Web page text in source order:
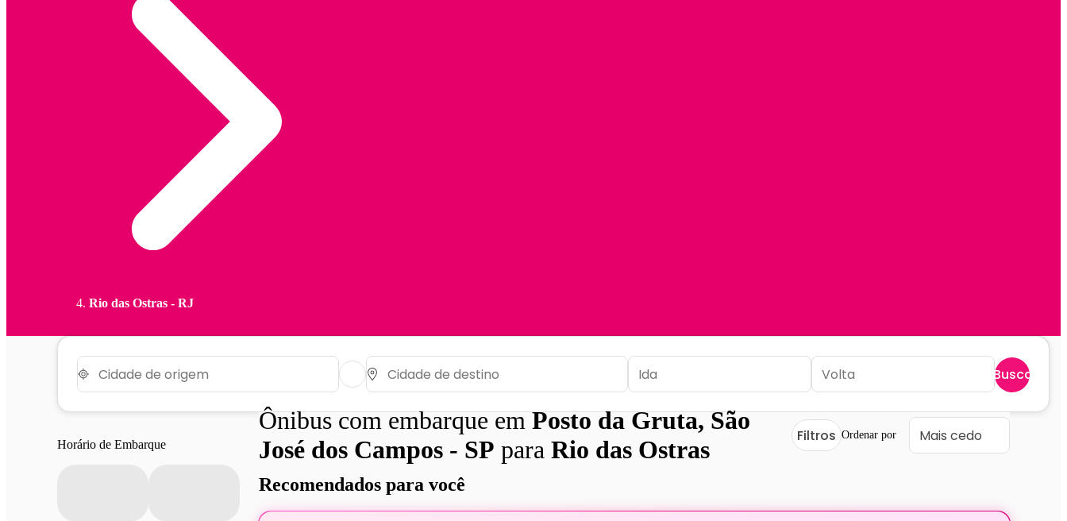
Rio das Ostras - RJ
Buscar
Horário de Embarque
Ônibus com embarque emPosto da Gruta, São
José dos Campos - SP para Rio das Ostras Filtros Ordenar por
Recomendados para você